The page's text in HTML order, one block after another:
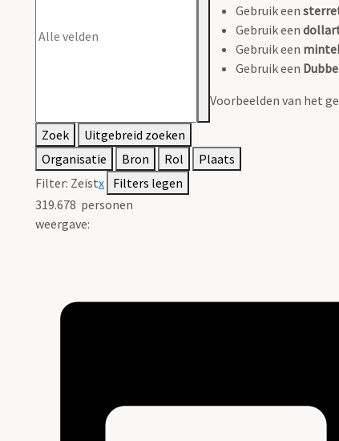
Gebruik een
Gebruik een
Gebruik een
Gebruik een
Voorbeelden van het
Zoek
Uitgebreid zoeken
Organisatie
Bron Rol
Plaats
Filter: Zeistx Filters legen
319.678 personen
weergave: